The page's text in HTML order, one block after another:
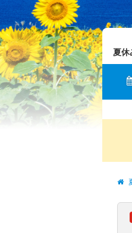
夏休